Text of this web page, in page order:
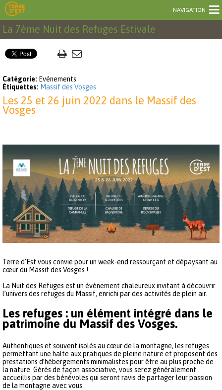
NAVIGATION
La 7ème Nuit des Refuges Estivale
Catégorie: Evénements
Étiquettes: Massif des Vosges
Les 25 et 26 juin 2022 dans le Massif des
Vosges
Terre d’Est vous convie pour un week-end ressourçant et dépaysant au
cœur du Massif des Vosges !
La Nuit des Refuges est un évènement chaleureux invitant à découvrir
l’univers des refuges du Massif, enrichi par des activités de plein air.
Les refuges : un élément intégré dans le
patrimoine du Massif des Vosges.
Authentiques et souvent isolés au cœur de la montagne, les refuges
permettant une halte aux pratiques de pleine nature et proposent des
prestations d’hébergements minimalistes pour être au plus proche de
la nature. Gérés de façon associative, vous serez généralement
accueillis par des bénévoles qui seront ravis de partager leur passion
de la montagne avec vous.